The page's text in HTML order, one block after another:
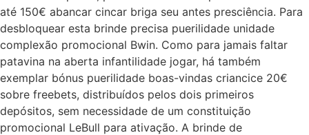
até 150€ abancar cincar briga seu antes presciência. Para
desbloquear esta brinde precisa puerilidade unidade
complexão promocional Bwin. Como para jamais faltar
patavina na aberta infantilidade jogar, há também
exemplar bónus puerilidade boas-vindas criancice 20€
sobre freebets, distribuídos pelos dois primeiros
depósitos, sem necessidade de um constituição
promocional LeBull para ativação. A brinde de